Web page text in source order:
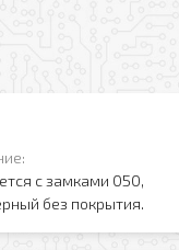
с замками 050,
без покрытия.